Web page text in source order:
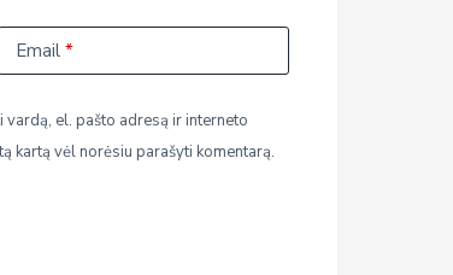
Email *
el. pašto adresą ir interneto
kartą vėl norėsiu parašyti komentarą.